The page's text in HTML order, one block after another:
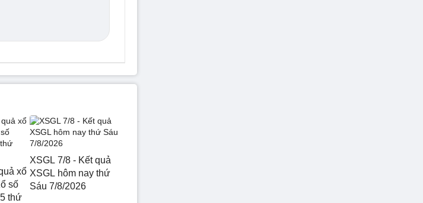
xổ
số
thứ
XSGL 7/8 - Kết quả
XSGL hôm nay thứ
Sáu 7/8/2026